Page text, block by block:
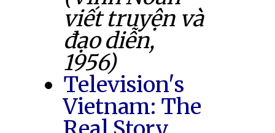
viết truyện và
đạo diễn,
1956)
Television's
Vietnam: The